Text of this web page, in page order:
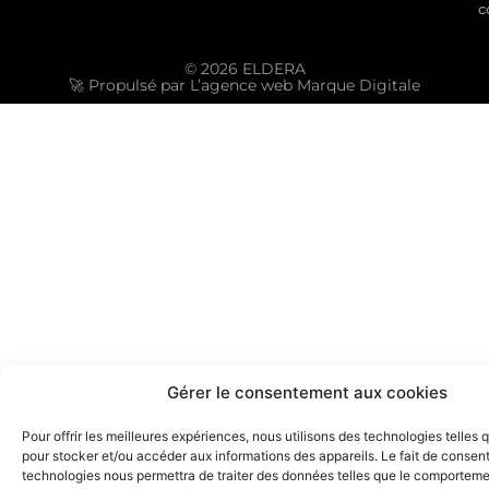
Gérer le consentement aux cookies
Pour offrir les meilleures expériences, nous utilisons des technologies telles
pour stocker et/ou accéder aux informations des appareils. Le fait de
technologies nous permettra de traiter des données telles que le
© 2026 ELDERA
🚀 Propulsé par L’agence web Marque Digitale